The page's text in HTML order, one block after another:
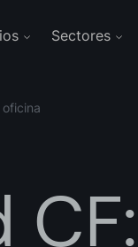
Sectores
CF: